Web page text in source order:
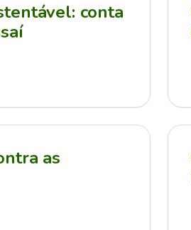
conta
as